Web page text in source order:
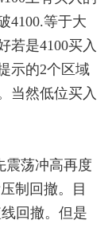
4100.等于大
若是4100买入
示的2个区域
当然低位买入
荡冲高再度
制回撤。目
回撤。但是